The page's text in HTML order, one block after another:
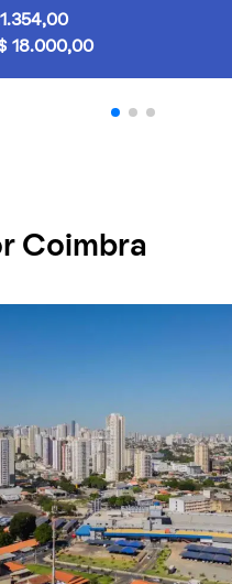
18.000,00
Coimbra